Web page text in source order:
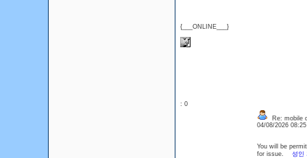
{___ONLINE___}
: 0
Re: mobile
04/08/2026
You will be
for issue. 성인